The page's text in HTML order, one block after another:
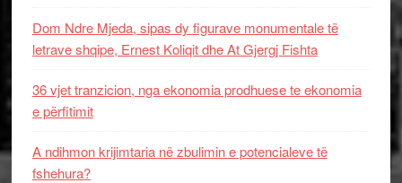
Dom Ndre Mjeda, sipas dy figurave monumentale të
letrave shqipe, Ernest Koliqit dhe At Gjergj Fishta
36 vjet tranzicion, nga ekonomia prodhuese te ekonomia
e përfitimit
A ndihmon krijimtaria në zbulimin e potencialeve të
fshehura?